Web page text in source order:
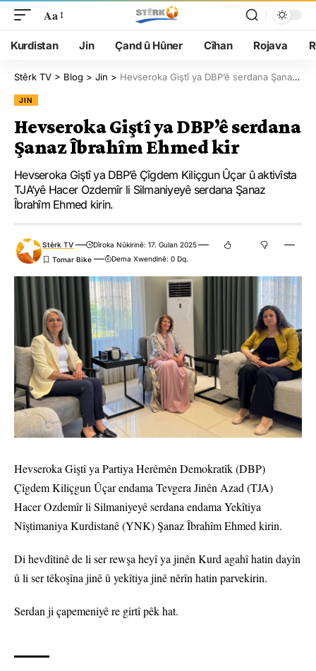
Aa
Kurdistan Jin Çand û Hûner Cîhan Rojava
Stêrk TV > Blog > Jin > Hevseroka Giştî ya DBP’ê serdana Şanaz Îbrahîm Ehmed kir
JIN
Hevseroka Giştî ya DBP’ê serdana
Şanaz Îbrahîm Ehmed kir
Hevseroka Giştî ya DBP’ê Çîgdem Kiliçgun Ûçar û aktivîsta
TJA’yê Hacer Ozdemîr li Silmaniyeyê serdana Şanaz
Îbrahîm Ehmed kirin.
Stêrk TV
Dîroka Nûkirinê: 17. Gulan 2025
Dema Xwendinê: 0 Dq.
Hevseroka Giştî ya Partiya Herêmên Demokratîk (DBP)
Çîgdem Kiliçgun Ûçar endama Tevgera Jinên Azad (TJA)
Hacer Ozdemîr li Silmaniyeyê serdana endama Yekîtiya
Nîştimaniya Kurdistanê (YNK) Şanaz Îbrahîm Ehmed kirin.
Di hevdîtinê de li ser rewşa heyî ya jinên Kurd agahî hatin dayîn
û li ser têkoşîna jinê û yekîtiya jinê nêrîn hatin parvekirin.
Serdan ji çapemeniyê re girtî pêk hat.